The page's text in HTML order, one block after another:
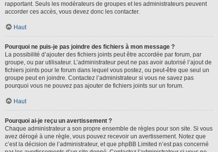
rapportant. Seuls les modérateurs de groupes et les administrateurs peuvent
accorder ces accès, vous devez donc les contacter.
Haut
Pourquoi ne puis-je pas joindre des fichiers à mon message ?
La possibilité d’ajouter des fichiers joints peut être accordée par forum, par
groupe, ou par utilisateur. L’administrateur peut ne pas avoir autorisé l’ajout de
fichiers joints pour le forum dans lequel vous postez, ou peut-être que seul un
groupe peut en joindre. Contactez l’administrateur si vous ne savez pas
pourquoi vous ne pouvez pas ajouter de fichiers joints sur un forum.
Haut
Pourquoi ai-je reçu un avertissement ?
Chaque administrateur a son propre ensemble de règles pour son site. Si vous
avez dérogé à une règle, vous pouvez recevoir un avertissement. Notez que
c’est la décision de l’administrateur, et que phpBB Limited n’est pas concerné